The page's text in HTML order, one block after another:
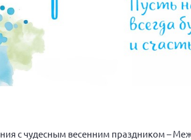
с чудесным весенним праздником –